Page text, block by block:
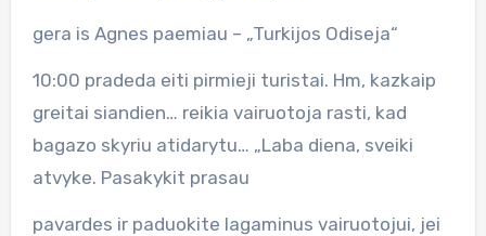
gera is Agnes paemiau – „Turkijos Odiseja“
10:00 pradeda eiti pirmieji turistai. Hm, kazkaip
greitai siandien… reikia vairuotoja rasti, kad
bagazo skyriu atidarytu… „Laba diena, sveiki
atvyke. Pasakykit prasau
pavardes ir paduokite lagaminus vairuotojui, jei